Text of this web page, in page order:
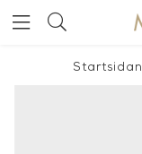
Startsidan